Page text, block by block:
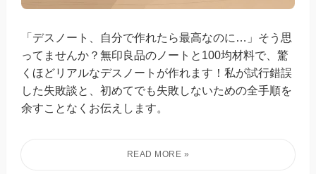
「デスノート、自分で作れたら最高なのに…」そう思
ってませんか？無印良品のノートと100均材料で、驚
くほどリアルなデスノートが作れます！私が試行錯誤
した失敗談と、初めてでも失敗しないための全手順を
余すことなくお伝えします。